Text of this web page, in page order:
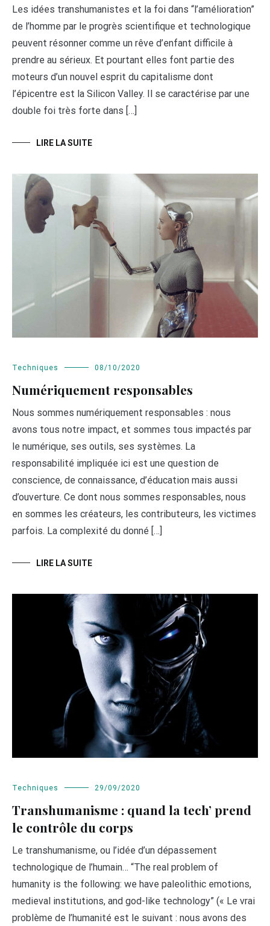
Les idées transhumanistes et la foi dans “l’amélioration”
de l’homme par le progrès scientifique et technologique
peuvent résonner comme un rêve d’enfant difficile à
prendre au sérieux. Et pourtant elles font partie des
moteurs d’un nouvel esprit du capitalisme dont
l’épicentre est la Silicon Valley. Il se caractérise par une
double foi très forte dans […]
LIRE LA SUITE
Techniques 08/10/2020
Numériquement responsables
Nous sommes numériquement responsables : nous
avons tous notre impact, et sommes tous impactés par
le numérique, ses outils, ses systèmes. La
responsabilité impliquée ici est une question de
conscience, de connaissance, d’éducation mais aussi
d’ouverture. Ce dont nous sommes responsables, nous
en sommes les créateurs, les contributeurs, les victimes
parfois. La complexité du donné […]
LIRE LA SUITE
Techniques 29/09/2020
Transhumanisme : quand la tech’ prend
le contrôle du corps
Le transhumanisme, ou l’idée d’un dépassement
technologique de l’humain… “The real problem of
humanity is the following: we have paleolithic emotions,
medieval institutions, and god-like technology” (« Le vrai
problème de l’humanité est le suivant : nous avons des